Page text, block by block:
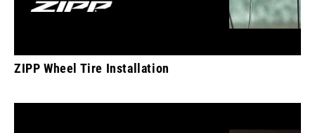
ZIPP Wheel Tire Installation